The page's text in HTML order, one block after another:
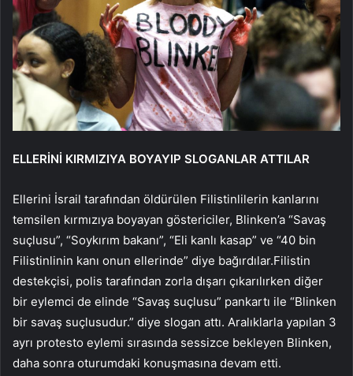
ELLERİNİ KIRMIZIYA BOYAYIP SLOGANLAR ATTILAR
Ellerini İsrail tarafından öldürülen Filistinlilerin kanlarını
temsilen kırmızıya boyayan göstericiler, Blinken’a “Savaş
suçlusu”, “Soykırım bakanı”, “Eli kanlı kasap” ve “40 bin
Filistinlinin kanı onun ellerinde” diye bağırdılar.Filistin
destekçisi, polis tarafından zorla dışarı çıkarılırken diğer
bir eylemci de elinde “Savaş suçlusu” pankartı ile “Blinken
bir savaş suçlusudur.” diye slogan attı. Aralıklarla yapılan 3
ayrı protesto eylemi sırasında sessizce bekleyen Blinken,
daha sonra oturumdaki konuşmasına devam etti.